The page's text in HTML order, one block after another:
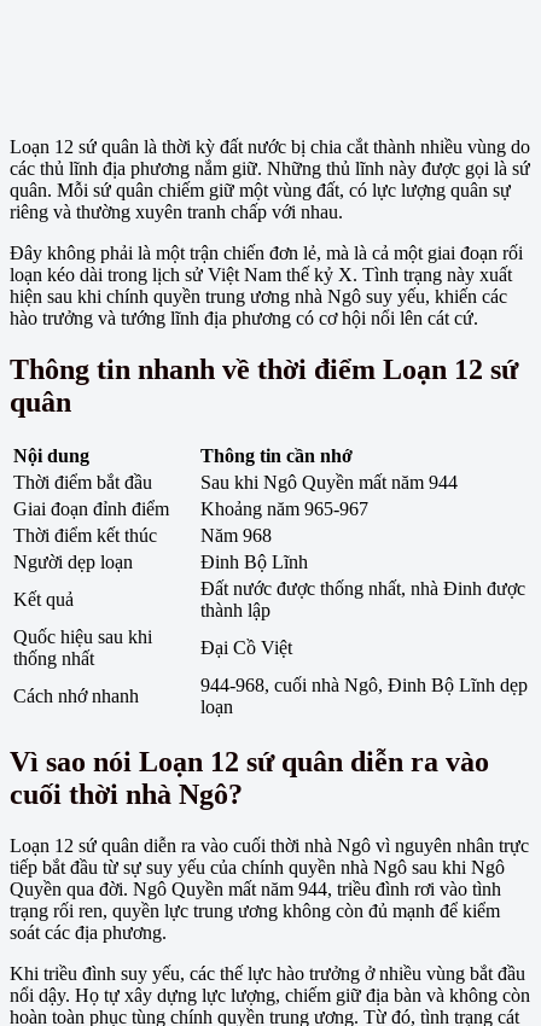
Loạn 12 sứ quân là thời kỳ đất nước bị chia cắt thành nhiều vùng do
các thủ lĩnh địa phương nắm giữ. Những thủ lĩnh này được gọi là sứ
quân. Mỗi sứ quân chiếm giữ một vùng đất, có lực lượng quân sự
riêng và thường xuyên tranh chấp với nhau.
Đây không phải là một trận chiến đơn lẻ, mà là cả một giai đoạn rối
loạn kéo dài trong lịch sử Việt Nam thế kỷ X. Tình trạng này xuất
hiện sau khi chính quyền trung ương nhà Ngô suy yếu, khiến các
hào trưởng và tướng lĩnh địa phương có cơ hội nổi lên cát cứ.
Thông tin nhanh về thời điểm Loạn 12 sứ
quân
Nội dung
Thông tin cần nhớ
Thời điểm bắt đầu
Sau khi Ngô Quyền mất năm 944
Giai đoạn đỉnh điểm
Khoảng năm 965-967
Thời điểm kết thúc
Năm 968
Người dẹp loạn
Đinh Bộ Lĩnh
Kết quả
Đất nước được thống nhất, nhà Đinh được
thành lập
Quốc hiệu sau khi
thống nhất
Đại Cồ Việt
Cách nhớ nhanh
944-968, cuối nhà Ngô, Đinh Bộ Lĩnh dẹp
loạn
Vì sao nói Loạn 12 sứ quân diễn ra vào
cuối thời nhà Ngô?
Loạn 12 sứ quân diễn ra vào cuối thời nhà Ngô vì nguyên nhân trực
tiếp bắt đầu từ sự suy yếu của chính quyền nhà Ngô sau khi Ngô
Quyền qua đời. Ngô Quyền mất năm 944, triều đình rơi vào tình
trạng rối ren, quyền lực trung ương không còn đủ mạnh để kiểm
soát các địa phương.
Khi triều đình suy yếu, các thế lực hào trưởng ở nhiều vùng bắt đầu
nổi dậy. Họ tự xây dựng lực lượng, chiếm giữ địa bàn và không còn
hoàn toàn phục tùng chính quyền trung ương. Từ đó, tình trạng cát